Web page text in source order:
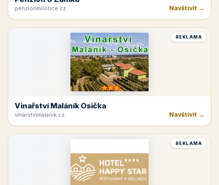
penzionmilotice.cz Navštívit →
REKLAMA
Vinařství Maláník Osička
vinarstvimalanik.cz Navštívit →
REKLAMA